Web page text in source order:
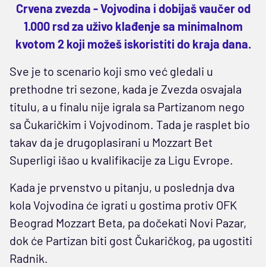
Crvena zvezda - Vojvodina i dobijaš vaučer od
1.000 rsd za uživo klađenje sa minimalnom
kvotom 2 koji možeš iskoristiti do kraja dana.
Sve je to scenario koji smo već gledali u
prethodne tri sezone, kada je Zvezda osvajala
titulu, a u finalu nije igrala sa Partizanom nego
sa Čukaričkim i Vojvodinom. Tada je rasplet bio
takav da je drugoplasirani u Mozzart Bet
Superligi išao u kvalifikacije za Ligu Evrope.
Kada je prvenstvo u pitanju, u poslednja dva
kola Vojvodina će igrati u gostima protiv OFK
Beograd Mozzart Beta, pa dočekati Novi Pazar,
dok će Partizan biti gost Čukaričkog, pa ugostiti
Radnik.